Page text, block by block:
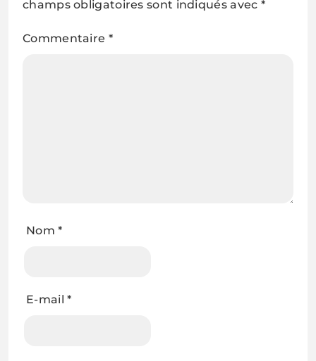
champs obligatoires sont indiqués avec *
Commentaire *
Nom*
E-mail*